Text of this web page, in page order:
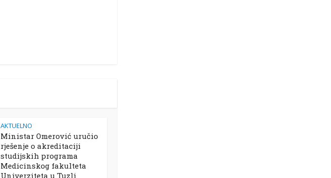
AKTUELNO
Ministar Omerović uručio
rješenje o akreditaciji
studijskih programa
Medicinskog fakulteta
Univerziteta u Tuzli